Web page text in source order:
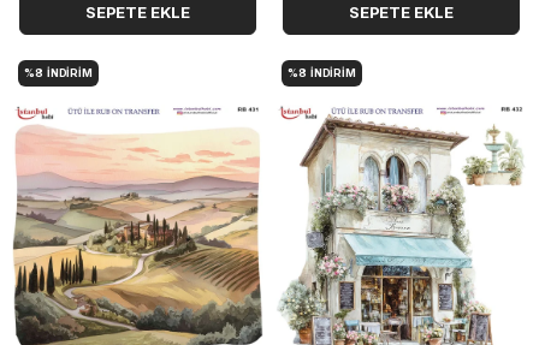
SEPETE EKLE SEPETE EKLE
%8 İNDIRIM %8 İNDIRIM